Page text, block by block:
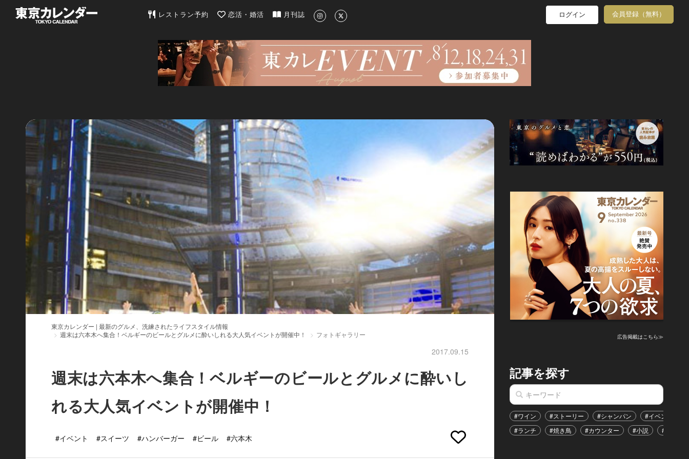
東京カレンダー | 最新のグルメ、洗練されたライフスタイル情報
レストラン予約 恋活・婚活 月刊誌 ログイン 会員登録（無料）
東京カレンダー | 最新のグルメ、洗練されたライフスタイル情報
週末は六本木へ集合！ベルギーのビールとグルメに酔いしれる大人気イベントが開催中！
フォトギャラリー
2017.09.15
週末は六本木へ集合！ベルギーのビールとグルメに酔いし
れる大人気イベントが開催中！
#イベント #スイーツ #ハンバーガー #ビール #六本木
広告掲載はこちら≫
記事を探す
#ワイン #ストーリー #シャンパン #イベント
#ランチ
#焼き鳥 #カウンター #小説 #恋愛